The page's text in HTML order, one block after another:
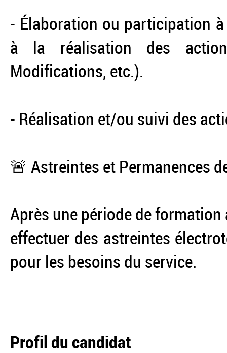
- Élaboration ou participation
à la réalisation des
Modifications, etc.).
- Réalisation et/ou suivi des
🚨 Astreintes et Permanences
Après une période de
effectuer des astreintes
pour les besoins du service.
Profil du candidat